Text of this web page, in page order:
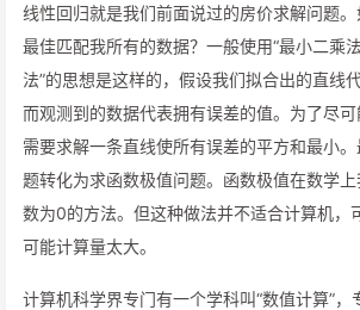
线性回归就是我们前面说过的房价求解问题
最佳匹配我所有的数据？一般使用“最小二乘
法”的思想是这样的，假设我们拟合出的直线
而观测到的数据代表拥有误差的值。为了尽可
需要求解一条直线使所有误差的平方和最小
题转化为求函数极值问题。函数极值在数学
数为0的方法。但这种做法并不适合计算机，
可能计算量太大。
计算机科学界专门有一个学科叫“数值计算”